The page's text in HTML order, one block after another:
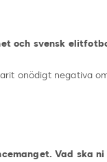
och svensk
onödigt negativa
Vad ska